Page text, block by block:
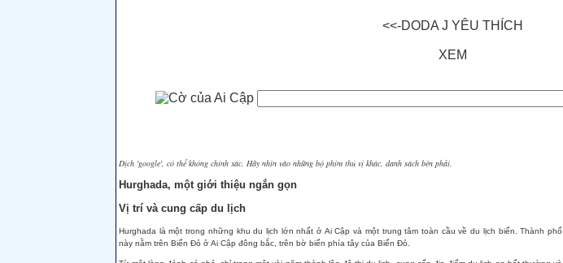
<<-DODA J YÊU THÍCH
XEM
Dịch 'google', có thể không chính xác. Hãy nhìn vào những bộ phim thú vị khác, danh sách bên phải.
Hurghada, một giới thiệu ngắn gọn
Vị trí và cung cấp du lịch
Hurghada là một trong những khu du lịch lớn nhất ở Ai Cập và một trung tâm toàn cầu về du lịch biển. Thành phố
này nằm trên Biển Đỏ ở Ai Cập đông bắc, trên bờ biển phía tây của Biển Đỏ.